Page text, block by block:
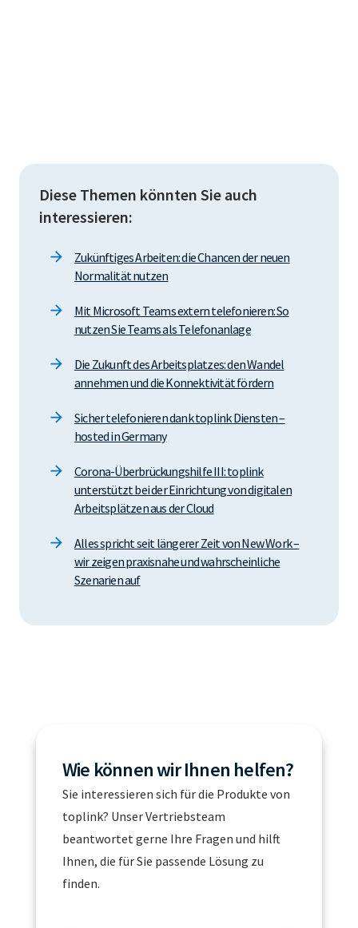
Diese Themen könnten Sie auch
interessieren:
Zukünftiges Arbeiten: die Chancen der neuen
Normalität nutzen
Mit Microsoft Teams extern telefonieren: So
nutzen Sie Teams als Telefonanlage
Die Zukunft des Arbeitsplatzes: den Wandel
annehmen und die Konnektivität fördern
Sicher telefonieren dank toplink Diensten –
hosted in Germany
Corona-Überbrückungshilfe III: toplink
unterstützt bei der Einrichtung von digitalen
Arbeitsplätzen aus der Cloud
Alles spricht seit längerer Zeit von New Work –
wir zeigen praxisnahe und wahrscheinliche
Szenarien auf
Wie können wir Ihnen helfen?
Sie interessieren sich für die Produkte von
toplink? Unser Vertriebsteam
beantwortet gerne Ihre Fragen und hilft
Ihnen, die für Sie passende Lösung zu
finden.